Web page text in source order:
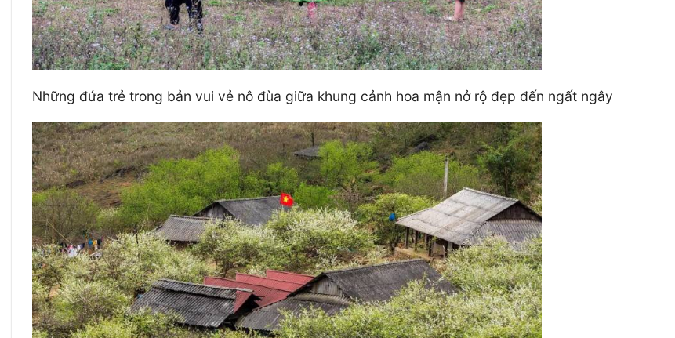
Những đứa trẻ trong bản vui vẻ nô đùa giữa khung cảnh hoa mận nở rộ đẹp đến ngất ngây